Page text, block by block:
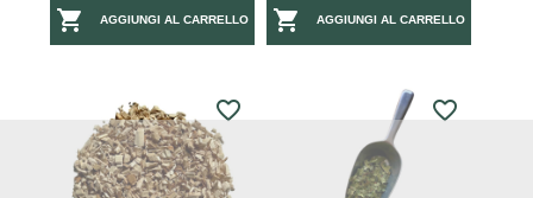
 AGGIUNGI AL CARRELLO  AGGIUNGI AL CARRELLO
favorite_border favorite_border